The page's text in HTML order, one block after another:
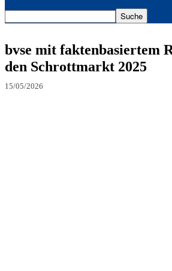
bvse mit faktenbasiertem
den Schrottmarkt 2025
15/05/2026